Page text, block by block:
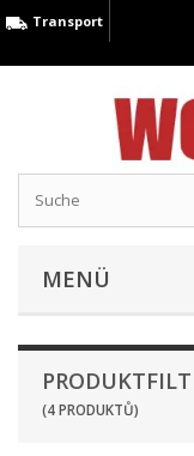
Transport
MENÜ
(4 PRODUKTŮ)